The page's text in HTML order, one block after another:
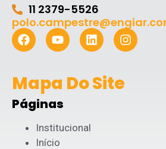
11 2379-5526
Mapa Do Site
Páginas
Institucional
Início